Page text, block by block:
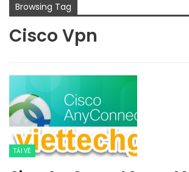
Browsing Tag
Cisco Vpn
TẢI VỀ